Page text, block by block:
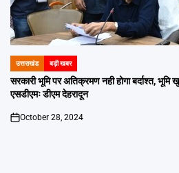
POSTED
IN
उत्तराखंड बड़ी खबर
सरकारी भूमि पर अतिक्रमण नही होगा बर्दाश्त, भूमि
एसडीएमः डीएम देहरादून
on
October 28, 2024